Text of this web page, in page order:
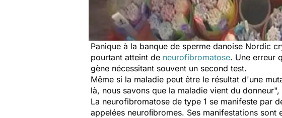
Panique à la banque de sperme danoise Nordic
pourtant atteint de neurofibromatose. Une erreur
gène nécessitant souvent un second test.
Même si la maladie peut être le résultat d'une
là, nous savons que la maladie vient du
La neurofibromatose de type 1 se manifeste par
appelées neuroﬁbromes. Ses manifestations